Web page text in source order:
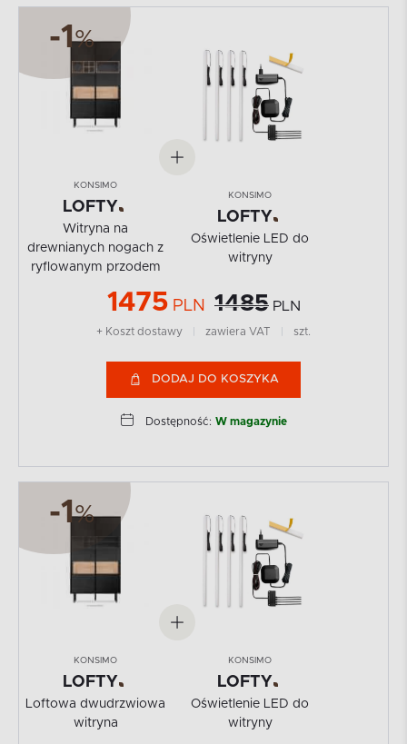
-1%
KONSIMO
LOFTY
Witryna na
drewnianych nogach z
ryflowanym przodem
KONSIMO
LOFTY
Oświetlenie LED do
witryny
1475 PLN 1485 PLN
+ Koszt dostawy zawiera VAT szt.
DODAJ DO KOSZYKA
Dostępność: W magazynie
-1%
KONSIMO
LOFTY
Loftowa dwudrzwiowa
witryna
KONSIMO
LOFTY
Oświetlenie LED do
witryny